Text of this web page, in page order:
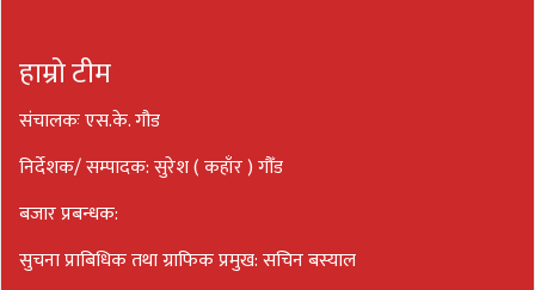
हाम्रो टीम
संचालकः एस.के. गौड
निर्देशक/ सम्पादक: सुरेश ( कहाँर ) गौँड
बजार प्रबन्धक:
सुचना प्राबिधिक तथा ग्राफिक प्रमुख: सचिन बस्याल